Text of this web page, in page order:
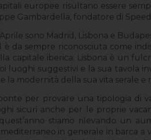
europee risultano essere
Gambardella, fondatore di Speed
sono Madrid, Lisbona e
da sempre riconosciuta come
capitale iberica; Lisbona è un
luoghi suggestivi e la sua tavola
modernità della sua vita serale e
per provare una tipologia di
sicuri anche per le proprie
stiamo rilevando un
in generale in barca a